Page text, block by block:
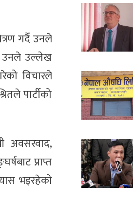
गर्दै उनले
उनले उल्लेख
विचारले
पार्टीको
अवसरवाद,
प्राप्त
भइरहेको